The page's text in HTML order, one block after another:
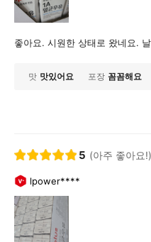
좋아요. 시원한 상태로 왔네요.
맛 맛있어요 포장 꼼꼼해요
5 (아주 좋아요!)
lpower****